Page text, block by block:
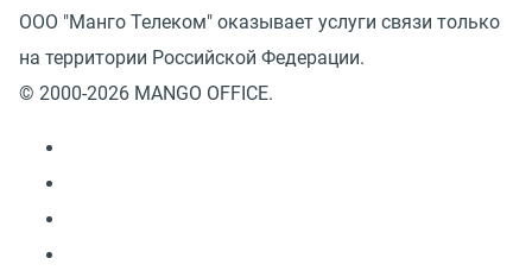
ООО "Манго Телеком" оказывает услуги связи только
на территории Российской Федерации.
© 2000-2026 MANGO OFFICE.